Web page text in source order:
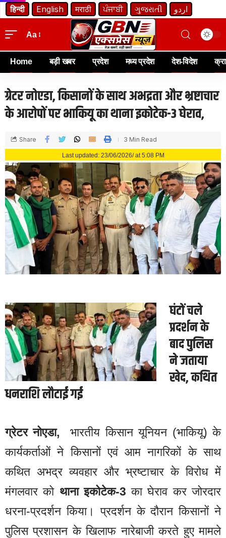
हिन्दी English मराठी ਪੰਜਾਬੀ ગુજરાતી اردو
Aa
Home बड़ी खबर प्रदेश मध्य प्रदेश देश-विदेश
ग्रेटर नोएडा, किसानों के साथ अभद्रता और भ्रष्टाचार
के आरोपों पर भाकियू का थाना इकोटेक-3 घेराव,
Last updated: 23/06/2026/ at 5:08 PM
Share 3 Min Read
घंटों चले
प्रदर्शन के
बाद पुलिस
ने जताया
खेद, कथित
धनराशि लौटाई गई
ग्रेटर नोएडा,
भारतीय किसान यूनियन (भाकियू) के
कार्यकर्ताओं ने किसानों एवं आम नागरिकों के साथ
कथित अभद्र व्यवहार और भ्रष्टाचार के विरोध में
मंगलवार को थाना इकोटेक-3 का घेराव कर जोरदार
धरना-प्रदर्शन किया। प्रदर्शन के दौरान किसानों ने
पुलिस प्रशासन के खिलाफ नारेबाजी करते हुए मामले